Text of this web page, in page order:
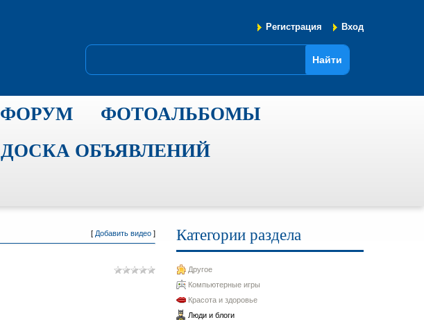
Регистрация Вход
ФОРУМ
ФОТОАЛЬБОМЫ
ДОСКА ОБЪЯВЛЕНИЙ
[ Добавить видео ] Категории раздела
Другое
Компьютерные игры
Красота и здоровье
Люди и блоги